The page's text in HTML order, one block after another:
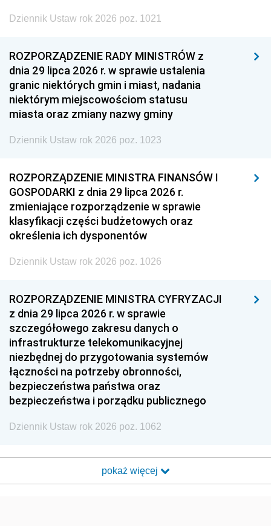
Dziennik Ustaw rok 2026 poz. 1021
ROZPORZĄDZENIE RADY MINISTRÓW z
dnia 29 lipca 2026 r. w sprawie ustalenia
granic niektórych gmin i miast, nadania
niektórym miejscowościom statusu
miasta oraz zmiany nazwy gminy
Dziennik Ustaw rok 2026 poz. 1023
ROZPORZĄDZENIE MINISTRA FINANSÓW I
GOSPODARKI z dnia 29 lipca 2026 r.
zmieniające rozporządzenie w sprawie
klasyfikacji części budżetowych oraz
określenia ich dysponentów
Dziennik Ustaw rok 2026 poz. 1026
ROZPORZĄDZENIE MINISTRA CYFRYZACJI
z dnia 29 lipca 2026 r. w sprawie
szczegółowego zakresu danych o
infrastrukturze telekomunikacyjnej
niezbędnej do przygotowania systemów
łączności na potrzeby obronności,
bezpieczeństwa państwa oraz
bezpieczeństwa i porządku publicznego
Dziennik Ustaw rok 2026 poz. 1062
pokaż więcej